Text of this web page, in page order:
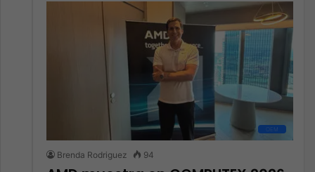
OEM
Brenda Rodriguez 94